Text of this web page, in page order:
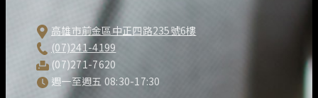
高雄市前金區中正四路235號6樓
(07)241-4199
(07)271-7620
週一至週五 08:30-17:30